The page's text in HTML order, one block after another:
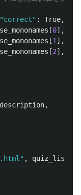
"correct" : True,
[0],
[1 ],
[2],
,
" , quiz_list